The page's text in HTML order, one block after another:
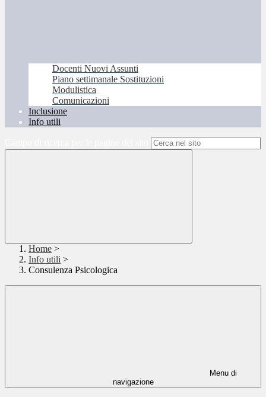
Docenti Nuovi Assunti
Piano settimanale Sostituzioni
Modulistica
Comunicazioni
Inclusione
Info utili
Home >
Info utili >
Consulenza Psicologica
Menu di
navigazione